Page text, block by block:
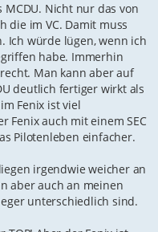
Nicht nur das von
die im VC. Damit muss
Ich würde lügen, wenn ich
habe. Immerhin
Man kann aber auf
deutlich fertiger wirkt als
Fenix ist viel
Fenix auch mit einem SEC
Pilotenleben einfacher.
irgendwie weicher an
aber auch an meinen
unterschiedlich sind.